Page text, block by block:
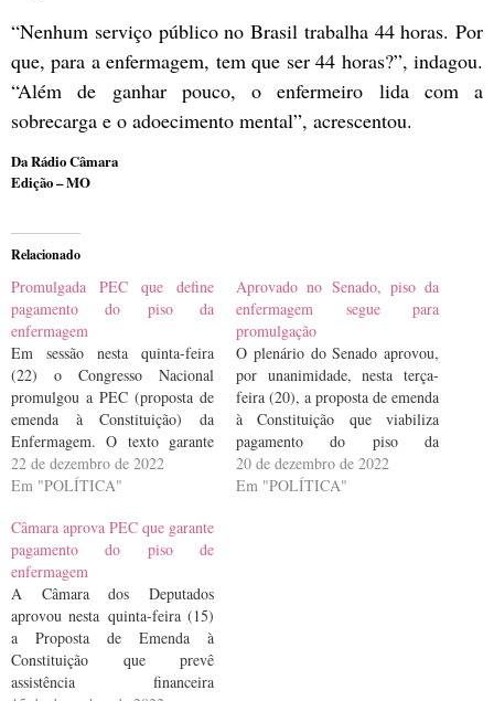
“Nenhum serviço público no Brasil trabalha 44 horas. Por
que, para a enfermagem, tem que ser 44 horas?”, indagou.
“Além de ganhar pouco, o enfermeiro lida com a
sobrecarga e o adoecimento mental”, acrescentou.
Da Rádio Câmara
Edição – MO
Relacionado
Promulgada PEC que define
pagamento do piso da
enfermagem
Em sessão nesta quinta-feira
(22) o Congresso Nacional
promulgou a PEC (proposta de
emenda à Constituição) da
Enfermagem. O texto garante
recursos do superávit financeiro
de fundos públicos e do Fundo
piso salarial da categoria.
Durante a sessão de
promulgação, o presidente do
Congresso Nacional,…
22 de dezembro de 2022
Em "POLÍTICA"
Aprovado no Senado, piso da
enfermagem segue para
promulgação
O plenário do Senado aprovou,
por unanimidade, nesta terça-
feira (20), a proposta de emenda
à Constituição que viabiliza
pagamento do piso da
enfermagem (PEC 42/2022). Na
semana passada, o texto foi
20 de dezembro de 2022
Em "POLÍTICA"
Câmara aprova PEC que garante
pagamento do piso de
enfermagem
A Câmara dos Deputados
aprovou nesta quinta-feira (15)
a Proposta de Emenda à
Constituição que prevê
assistência financeira